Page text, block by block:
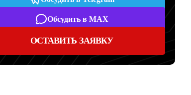
Обсудить в MAX
ОСТАВИТЬ ЗАЯВКУ